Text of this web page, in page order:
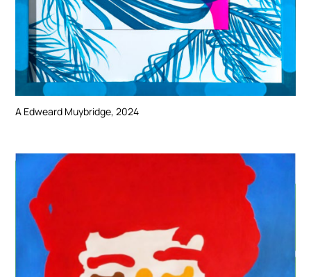
A Edweard Muybridge, 2024